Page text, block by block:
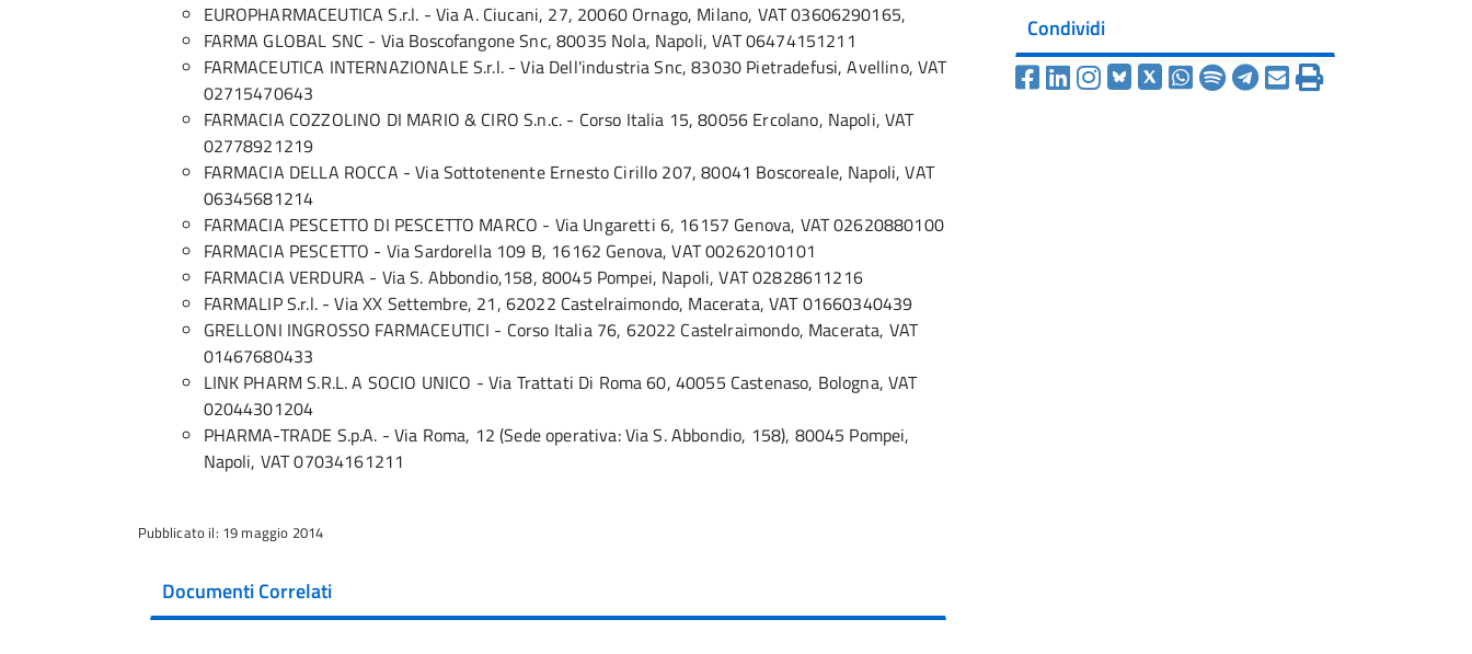
EUROPHARMACEUTICA S.r.l. - Via A. Ciucani, 27, 20060 Ornago, Milano, VAT 03606290165,
FARMA GLOBAL SNC - Via Boscofangone Snc, 80035 Nola, Napoli, VAT 06474151211
FARMACEUTICA INTERNAZIONALE S.r.l. - Via Dell'industria Snc, 83030 Pietradefusi, Avellino, VAT
02715470643
FARMACIA COZZOLINO DI MARIO & CIRO S.n.c. - Corso Italia 15, 80056 Ercolano, Napoli, VAT
02778921219
FARMACIA DELLA ROCCA - Via Sottotenente Ernesto Cirillo 207, 80041 Boscoreale, Napoli, VAT
06345681214
FARMACIA PESCETTO DI PESCETTO MARCO - Via Ungaretti 6, 16157 Genova, VAT 02620880100
FARMACIA PESCETTO - Via Sardorella 109 B, 16162 Genova, VAT 00262010101
FARMACIA VERDURA - Via S. Abbondio,158, 80045 Pompei, Napoli, VAT 02828611216
FARMALIP S.r.l. - Via XX Settembre, 21, 62022 Castelraimondo, Macerata, VAT 01660340439
GRELLONI INGROSSO FARMACEUTICI - Corso Italia 76, 62022 Castelraimondo, Macerata, VAT
01467680433
LINK PHARM S.R.L. A SOCIO UNICO - Via Trattati Di Roma 60, 40055 Castenaso, Bologna, VAT
02044301204
PHARMA-TRADE S.p.A. - Via Roma, 12 (Sede operativa: Via S. Abbondio, 158), 80045 Pompei,
Napoli, VAT 07034161211
Pubblicato il: 19 maggio 2014
Documenti Correlati
Condividi